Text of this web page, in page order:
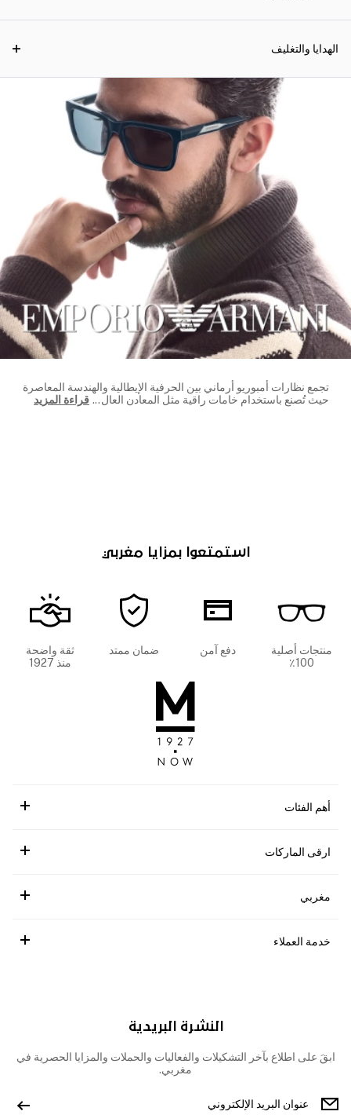
الهدايا والتغليف
تجمع نظارات أمبوريو أرماني بين الحرفية الإيطالية والهندسة المعاصرة
حيث تُصنع باستخدام خامات راقية مثل المعادن العال... قراءة المزيد
استمتعوا بمزايا مغربي
منتجات أصلية
100٪
دفع آمن ضمان ممتد
ثقة واضحة
منذ 1927
أهم الفئات
ارقى الماركات
مغربي
خدمة العملاء
النشرة البريدية
ابقَ على اطلاع بآخر التشكيلات والفعاليات والحملات والمزايا الحصرية في
مغربي.